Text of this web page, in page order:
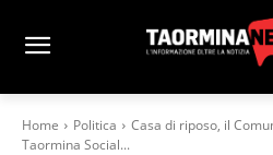
Home Politica
Casa di riposo, il
Taormina Social...